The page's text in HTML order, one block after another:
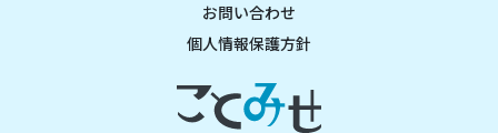
お問い合わせ
個人情報保護方針